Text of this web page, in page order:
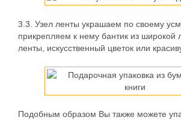
3.3. Узел ленты украшаем по своему
прикрепляем к нему бантик из широкой
ленты, искусственный цветок или
Подобным образом Вы также можете